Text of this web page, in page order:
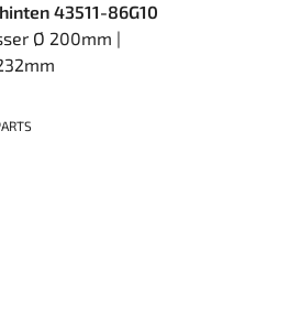
43511-86G10
Ø 200mm |